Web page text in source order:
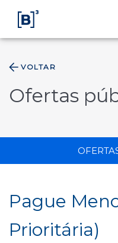
VOLTAR
Ofertas
Pague
Prioritária)